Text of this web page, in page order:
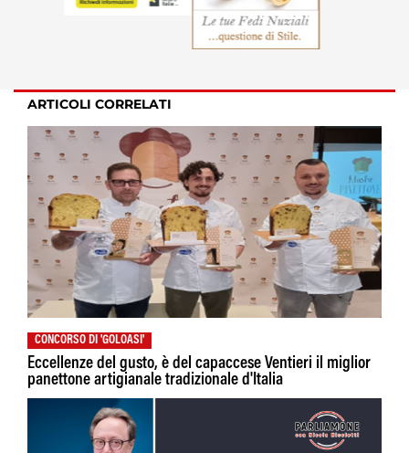
ARTICOLI CORRELATI
CONCORSO DI 'GOLOASI'
Eccellenze del gusto, è del capaccese Ventieri il miglior
panettone artigianale tradizionale d'Italia